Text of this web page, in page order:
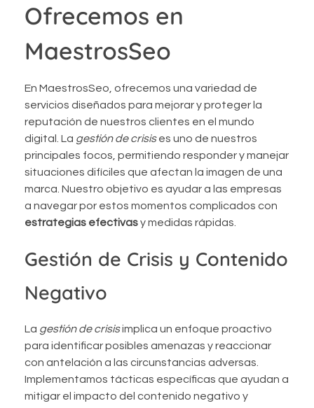
Ofrecemos en
MaestrosSeo
En MaestrosSeo, ofrecemos una variedad de
servicios diseñados para mejorar y proteger la
reputación de nuestros clientes en el mundo
digital. La gestión de crisises uno de nuestros
principales focos, permitiendo responder y manejar
situaciones difíciles que afectan la imagen de una
marca. Nuestro objetivo es ayudar a las empresas
a navegar por estos momentos complicados con
estrategias efectivasy medidas rápidas.
Gestión de Crisis y Contenido
Negativo
La gestión de crisisimplica un enfoque proactivo
para identificar posibles amenazas y reaccionar
con antelación a las circunstancias adversas.
Implementamos tácticas específicas que ayudan a
mitigar el impacto del contenido negativo y